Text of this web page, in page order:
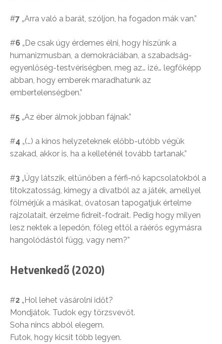
#7 „Arra való a barát, szóljon, ha fogadon mák van.”
#6 „De csak úgy érdemes élni, hogy hiszünk a
humanizmusban, a demokráciában, a szabadság-
egyenlőség-testvériségben, meg az… izé… legfőképp
abban, hogy emberek maradhatunk az
embertelenségben.”
#5 „Az éber álmok jobban fájnak.”
#4 „(…) a kínos helyzeteknek előbb-utóbb végük
szakad, akkor is, ha a kelleténél tovább tartanak.”
#3 „Úgy látszik, eltűnőben a férfi-nő kapcsolatokból a
titokzatosság, kimegy a divatból az a játék, amellyel
fölmérjük a másikat, óvatosan tapogatjuk értelme
rajzolatait, érzelme fidreit-fodrait. Pedig hogy milyen
lesz nektek a lepedőn, főleg ettől a ráérős egymásra
hangolódástól függ, vagy nem?”
Hetvenkedő (2020)
#2 „Hol lehet vásárolni időt?
Mondjátok. Tudok egy törzsvevőt.
Soha nincs abból elegem.
Futok, hogy kicsit több legyen.